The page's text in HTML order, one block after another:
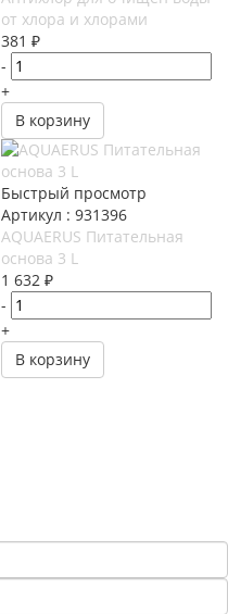
от хлора и хлорами
381 ₽
-
+
В корзину
Быстрый просмотр
Артикул : 931396
AQUAERUS Питательная
основа 3 L
1 632 ₽
-
+
В корзину